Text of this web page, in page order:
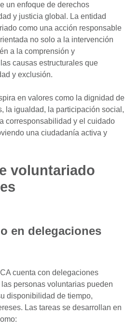
un enfoque de derechos
y justicia global. La entidad
como una acción responsable
no solo a la intervención
a la comprensión y
causas estructurales que
y exclusión.
en valores como la dignidad de
la igualdad, la participación social,
corresponsabilidad y el cuidado
una ciudadanía activa y
voluntariado
en delegaciones
cuenta con delegaciones
personas voluntarias pueden
disponibilidad de tiempo,
Las tareas se desarrollan en